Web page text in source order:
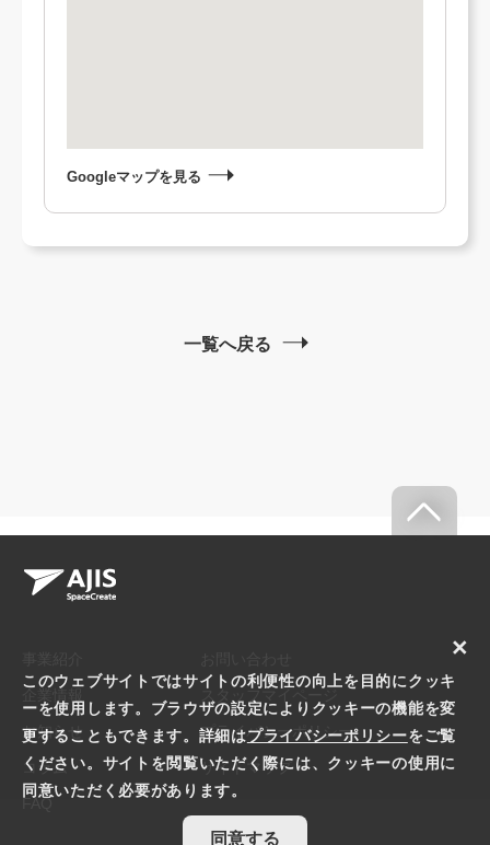
Googleマップを見る
一覧へ戻る
お知らせ
コラム
FAQ
プライバシーポリシー
サイトマップ
このウェブサイトではサイトの利便性の向上を目的にクッキ
ーを使用します。ブラウザの設定によりクッキーの機能を変
更することもできます。詳細はプライバシーポリシーをご覧
ください。サイトを閲覧いただく際には、クッキーの使用に
同意いただく必要があります。
同意する
×